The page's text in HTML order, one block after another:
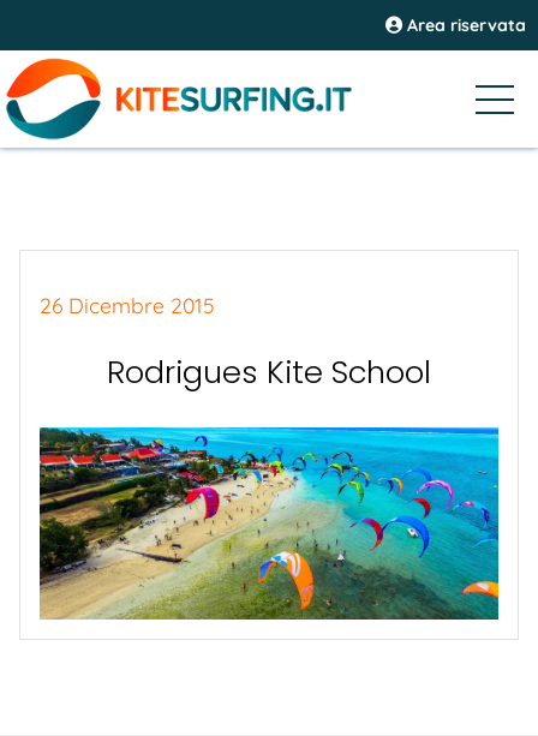
Area riservata
26 Dicembre 2015
Rodrigues Kite School